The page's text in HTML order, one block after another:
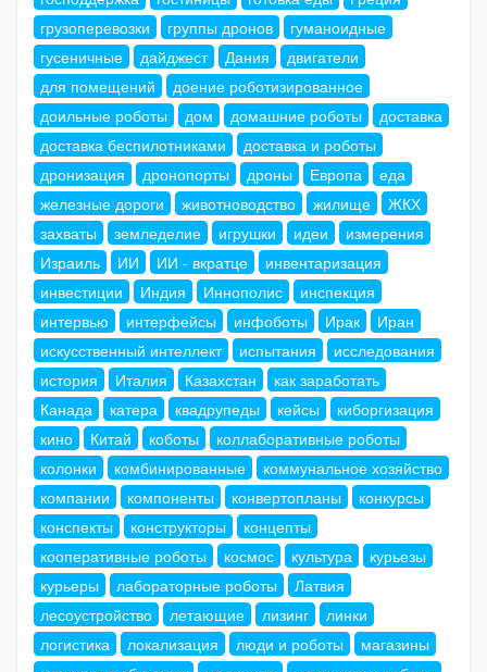
грузоперевозки
группы дронов
гуманоидные
гусеничные
дайджест Дания
двигатели
для помещений
доение роботизированное
доильные роботы
дом домашние роботы
доставка
доставка беспилотниками
доставка и роботы
дронизация
дронопорты дроны Европа
еда
железные дороги
животноводство жилище
ЖКХ
захваты
земледелие игрушки идеи
измерения
Израиль
ИИ ИИ - вкратце
инвентаризация
инвестиции
Индия Иннополис
инспекция
интервью
интерфейсы инфоботы Ирак
Иран
искусственный интеллект
испытания
исследования
история
Италия Казахстан
как заработать
Канада
катера квадрупеды кейсы
киборгизация
кино
Китай коботы
коллаборативные роботы
колонки
комбинированные
коммунальное хозяйство
компании
компоненты конвертопланы
конкурсы
конспекты
конструкторы
концепты
кооперативные роботы
космос культура
курьезы
курьеры
лабораторные роботы
Латвия
лесоустройство
летающие лизинг
линки
логистика
локализация люди и роботы
магазины